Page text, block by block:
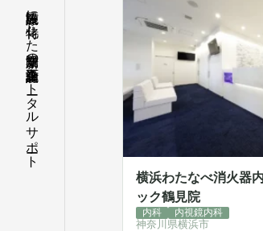
医療施設に特化した新規開業の企画・設計・施工をトータルサポート
横浜わたなべ消火器
ック鶴見院
内科 内視鏡内科
神奈川県横浜市